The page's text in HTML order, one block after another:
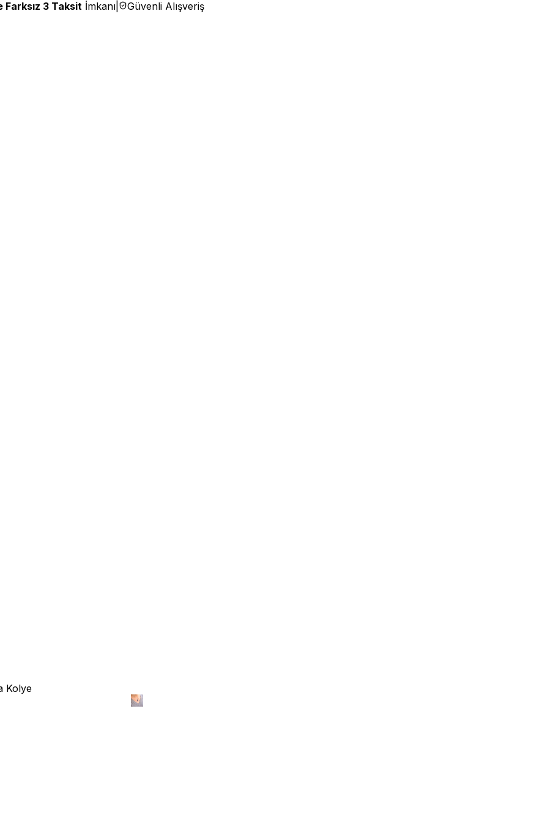
Farksız 3 Taksit İmkanı Güvenli Alışveriş
Kolye